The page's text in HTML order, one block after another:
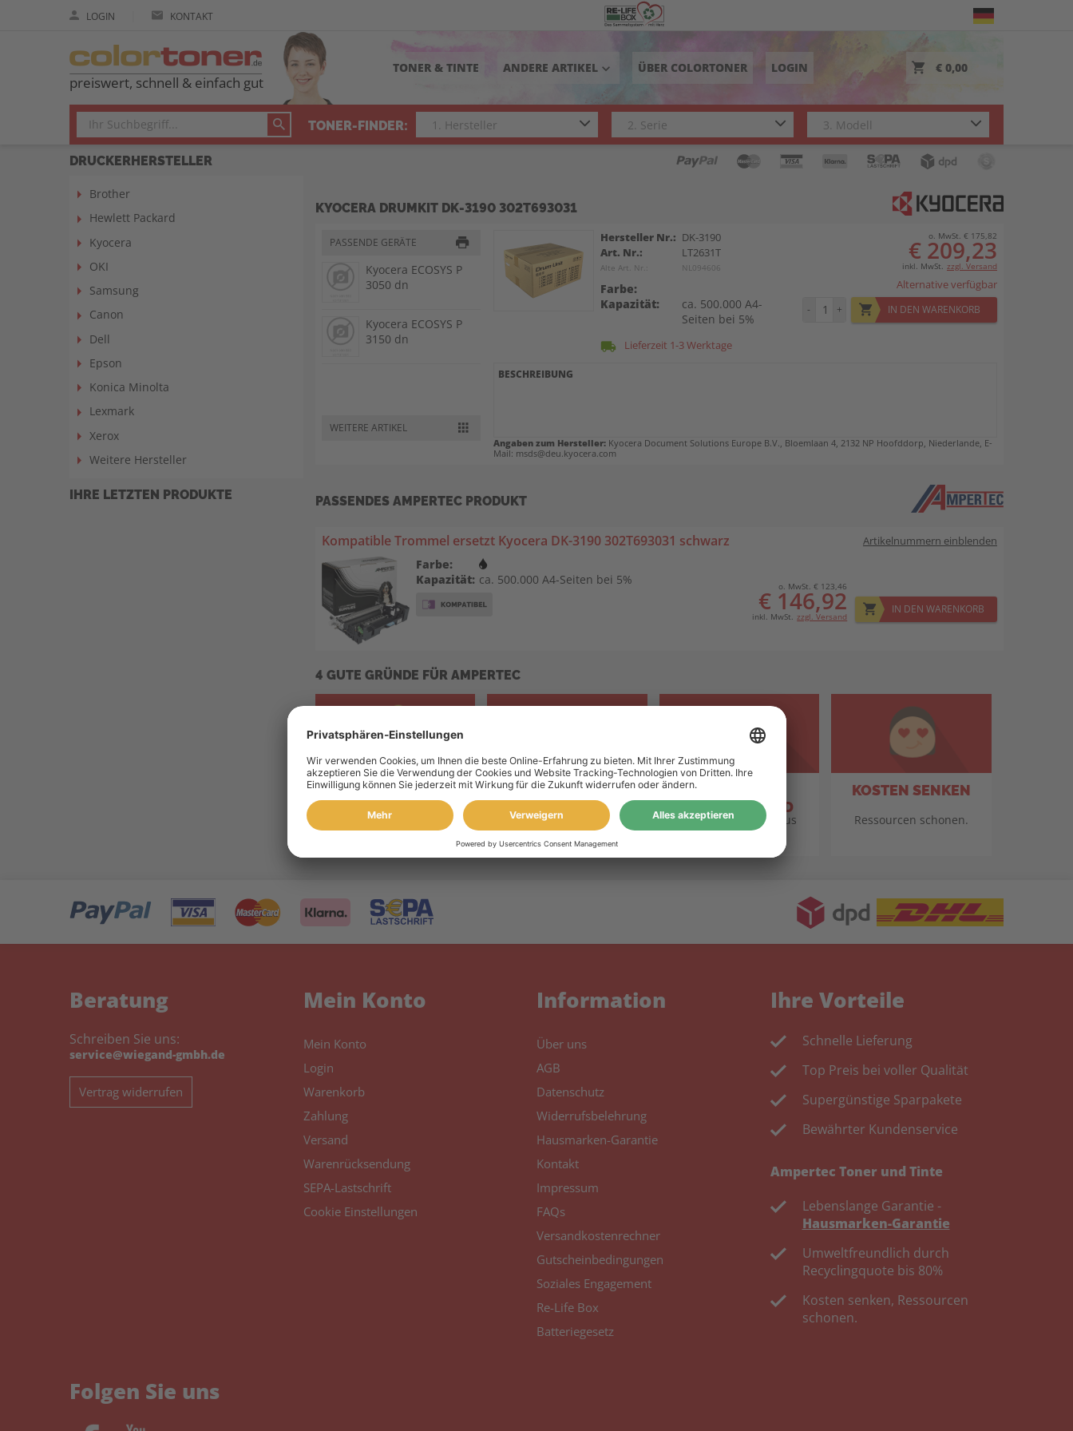
LOGIN KONTAKT
preiswert, schnell & einfach gut
TONER & TINTE ANDERE ARTIKEL keyboard_arrow_down ÜBER COLORTONER LOGIN € 0,00
TONER-FINDER:
DRUCKERHERSTELLER
Brother
Hewlett Packard
Kyocera
OKI
Samsung
Canon
Dell
Epson
Konica Minolta
Lexmark
Xerox
Weitere Hersteller
IHRE LETZTEN PRODUKTE
KYOCERA DRUMKIT DK-3190 302T693031
PASSENDE GERÄTE
Kyocera ECOSYS P
3050 dn
Kyocera ECOSYS P
3150 dn
WEITERE ARTIKEL
Hersteller Nr.: DK-3190
Art. Nr.:
LT2631T
Alte Art. Nr.: NL094606
Farbe:
Kapazität:
ca. 500.000 A4-
Seiten bei 5%
local_shipping Lieferzeit 1-3 Werktage
o. MwSt. € 175,82
€ 209,23
inkl. MwSt. zzgl. Versand
Alternative verfügbar
- + IN DEN WARENKORB
BESCHREIBUNG
Angaben zum Hersteller: Kyocera Document Solutions Europe B.V., Bloemlaan 4, 2132 NP Hoofddorp, Niederlande, E-
Mail: msds@deu.kyocera.com
PASSENDES AMPERTEC PRODUKT
Kompatible Trommel ersetzt Kyocera DK-3190 302T693031 schwarz Artikelnummern einblenden
Farbe:
Kapazität: ca. 500.000 A4-Seiten bei 5% o. MwSt. € 123,46
€ 146,92
inkl. MwSt. zzgl. Versand
IN DEN WARENKORB
4 GUTE GRÜNDE FÜR AMPERTEC
10 JAHREGARANTIE
Toner & Tinte schützen auch
Ihren Drucker.
UMWELTFREUNDLICH
durch Recyclingquote bis zu
80%.
DEUTSCHLAND
steht für Qualität aus
Deutschland.
KOSTEN SENKEN
Ressourcen schonen.
Beratung
Schreiben Sie uns:
service@wiegand-gmbh.de
Vertrag widerrufen
Mein Konto
Mein Konto
Login
Warenkorb
Zahlung
Versand
Warenrücksendung
SEPA-Lastschrift
Cookie Einstellungen
Information
Über uns
AGB
Datenschutz
Widerrufsbelehrung
Hausmarken-Garantie
Kontakt
Impressum
FAQs
Versandkostenrechner
Gutscheinbedingungen
Soziales Engagement
Re-Life Box
Batteriegesetz
Ihre Vorteile
Schnelle Lieferung
Top Preis bei voller Qualität
Supergünstige Sparpakete
Bewährter Kundenservice
Ampertec Toner und Tinte
Lebenslange Garantie -
Hausmarken-Garantie
Umweltfreundlich durch
Recyclingquote bis 80%
Kosten senken, Ressourcen
schonen.
Folgen Sie uns